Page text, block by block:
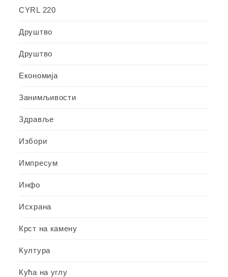
CYRL 220
Друштво
Друштво
Економија
Занимљивости
Здравље
Избори
Импресум
Инфо
Исхрана
Крст на камену
Култура
Кућа на углу